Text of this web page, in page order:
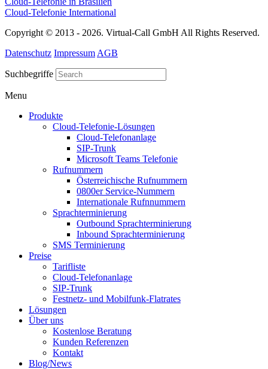
Cloud-Telefonie International
Copyright © 2013 - 2026. Virtual-Call GmbH All Rights Reserved.
Datenschutz Impressum AGB
Suchbegriffe
Menu
Produkte
Cloud-Telefonie-Lösungen
Cloud-Telefonanlage
SIP-Trunk
Microsoft Teams Telefonie
Rufnummern
Österreichische Rufnummern
0800er Service-Nummern
Internationale Rufnnummern
Sprachterminierung
Outbound Sprachterminierung
Inbound Sprachterminierung
SMS Terminierung
Preise
Tarifliste
Cloud-Telefonanlage
SIP-Trunk
Festnetz- und Mobilfunk-Flatrates
Lösungen
Über uns
Kostenlose Beratung
Kunden Referenzen
Kontakt
Blog/News